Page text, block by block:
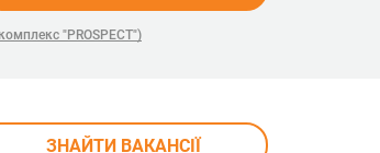
"PROSPECT")
ЗНАЙТИ ВАКАНСІЇ